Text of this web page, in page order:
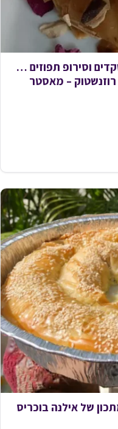
וסירופ תפוזים …
רוזנשטוק – מאסטר
של אילנה בוכריס